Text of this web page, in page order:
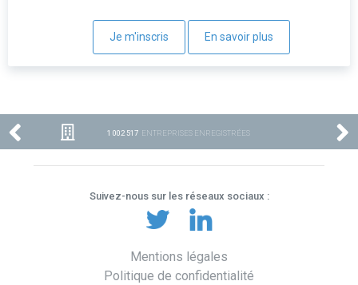
Je m'inscris En savoir plus
1 002 517 ENTREPRISES ENREGISTRÉES
Suivez-nous sur les réseaux sociaux :
Mentions légales
Politique de confidentialité